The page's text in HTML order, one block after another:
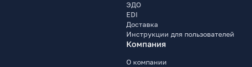
ЭДО
EDI
Доставка
Инструкции для пользователей
Компания
О компании